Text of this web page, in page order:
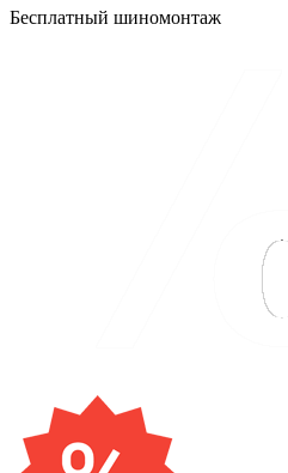
Бесплатный шиномонтаж